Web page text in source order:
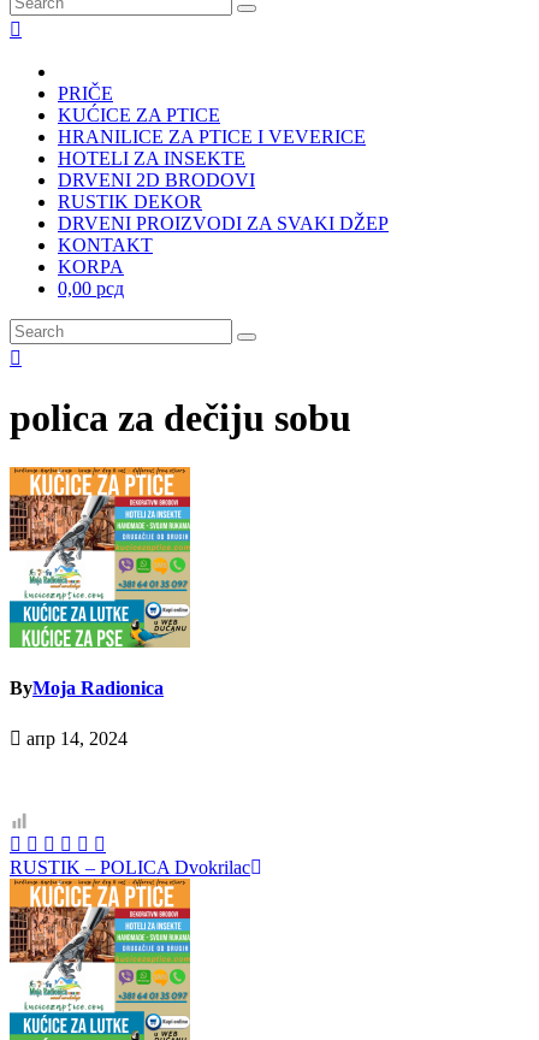
PRIČE
KUĆICE ZA PTICE
HRANILICE ZA PTICE I VEVERICE
HOTELI ZA INSEKTE
DRVENI 2D BRODOVI
RUSTIK DEKOR
DRVENI PROIZVODI ZA SVAKI DŽEP
KONTAKT
KORPA
0,00 рсд
polica za dečiju sobu
ByMoja Radionica
апр 14, 2024
Кретање
чланка
RUSTIK – POLICA Dvokrilac